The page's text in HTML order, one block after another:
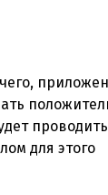
проводить
для этого